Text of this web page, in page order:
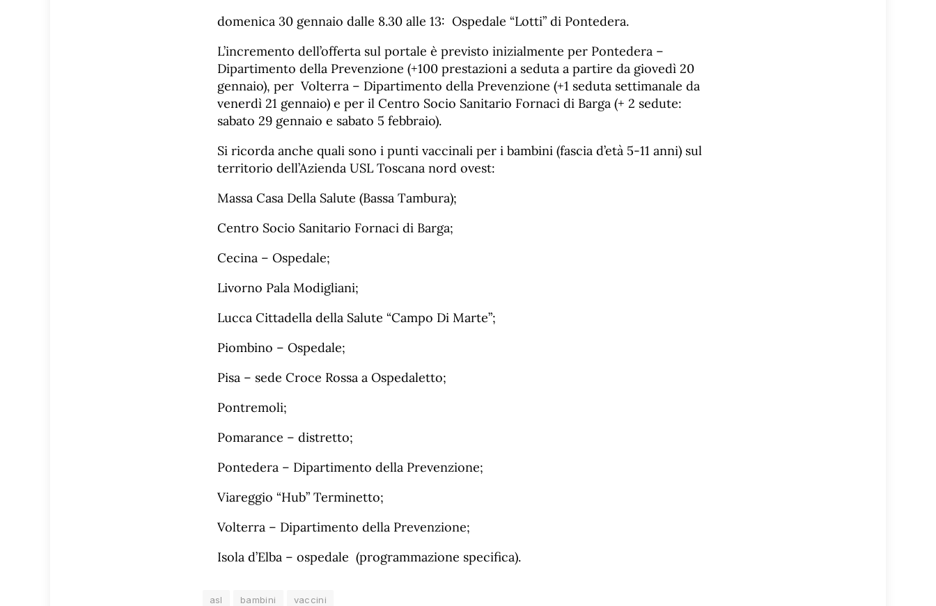
domenica 30 gennaio dalle 8.30 alle 13: Ospedale “Lotti” di Pontedera.
L’incremento dell’offerta sul portale è previsto inizialmente per Pontedera –
Dipartimento della Prevenzione (+100 prestazioni a seduta a partire da giovedì 20
gennaio), per Volterra – Dipartimento della Prevenzione (+1 seduta settimanale da
venerdì 21 gennaio) e per il Centro Socio Sanitario Fornaci di Barga (+ 2 sedute:
sabato 29 gennaio e sabato 5 febbraio).
Si ricorda anche quali sono i punti vaccinali per i bambini (fascia d’età 5-11 anni) sul
territorio dell’Azienda USL Toscana nord ovest:
Massa Casa Della Salute (Bassa Tambura);
Centro Socio Sanitario Fornaci di Barga;
Cecina – Ospedale;
Livorno Pala Modigliani;
Lucca Cittadella della Salute “Campo Di Marte”;
Piombino – Ospedale;
Pisa – sede Croce Rossa a Ospedaletto;
Pontremoli;
Pomarance – distretto;
Pontedera – Dipartimento della Prevenzione;
Viareggio “Hub” Terminetto;
Volterra – Dipartimento della Prevenzione;
Isola d’Elba – ospedale (programmazione specifica).
asl bambini vaccini